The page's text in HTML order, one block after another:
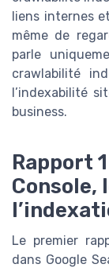
liens internes
même de
parle
crawlabilité
l’indexabilité
business.
Rapport
Console,
Le premier
dans Google